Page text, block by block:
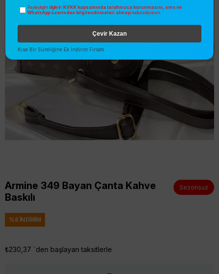
Armine 349 Bayan Çanta Kahve
Baskılı
Sezonsuz
%8 İNDIRIM
₺230,37 `den başlayan taksitlerle
Paylaştığım bilgilerin KVKK kapsamında tarafınızca korunmasını, sms ve
WhatsApp üzerinden bilgilendirmeleri almayı kabul ediyorum.
Çevir Kazan
Kısa Bir Süreliğine Ek İndirim Fırsatı